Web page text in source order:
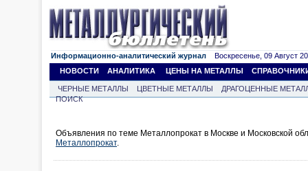
Информационно-аналитический журнал Воскресенье, 09 Август
НОВОСТИ
АНАЛИТИКА ЦЕНЫ НА МЕТАЛЛЫ
ЧЕРНЫЕ МЕТАЛЛЫ ЦВЕТНЫЕ МЕТАЛЛЫ
ДРАГОЦЕННЫЕ
ПОИСК
Объявления по теме Металлопрокат в Москве и Московской
Металлопрокат.